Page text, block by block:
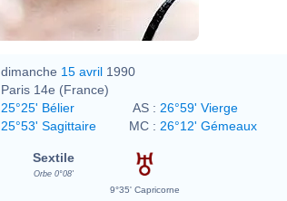
dimanche 15 avril 1990
Paris 14e (France)
25°25' Bélier AS : 26°59' Vierge
25°53' Sagittaire MC : 26°12' Gémeaux
Sextile
Orbe 0°08'
9°35' Capricorne